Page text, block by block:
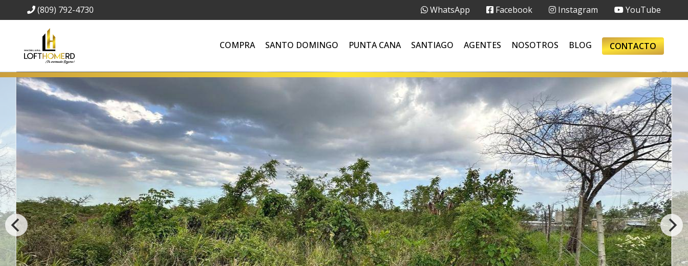
(809) 792-4730 WhatsApp Facebook Instagram YouTube
COMPRA SANTO DOMINGO PUNTA CANA SANTIAGO AGENTES NOSOTROS BLOG CONTACTO